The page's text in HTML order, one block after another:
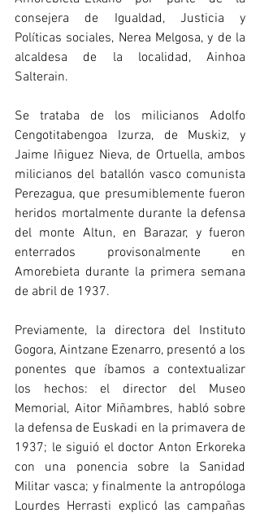
consejera de Igualdad, Justicia y
Políticas sociales, Nerea Melgosa, y de la
alcaldesa de la localidad, Ainhoa
Salterain.
Se trataba de los milicianos Adolfo
Cengotitabengoa Izurza, de Muskiz, y
Jaime Iñiguez Nieva, de Ortuella, ambos
milicianos del batallón vasco comunista
Perezagua, que presumiblemente fueron
heridos mortalmente durante la defensa
del monte Altun, en Barazar, y fueron
enterrados provisonalmente en
Amorebieta durante la primera semana
de abril de 1937.
Previamente, la directora del Instituto
Gogora, Aintzane Ezenarro, presentó a los
ponentes que íbamos a contextualizar
los hechos: el director del Museo
Memorial, Aitor Miñambres, habló sobre
la defensa de Euskadi en la primavera de
1937; le siguió el doctor Anton Erkoreka
con una ponencia sobre la Sanidad
Militar vasca; y finalmente la antropóloga
Lourdes Herrasti explicó las campañas